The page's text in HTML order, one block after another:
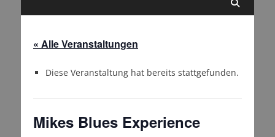
« Alle Veranstaltungen
Diese Veranstaltung hat bereits stattgefunden.
Mikes Blues Experience